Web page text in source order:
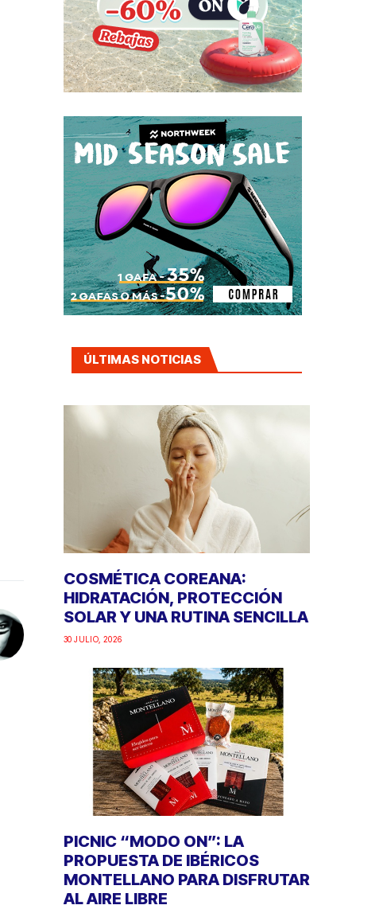
ÚLTIMAS NOTICIAS
COSMÉTICA COREANA:
HIDRATACIÓN, PROTECCIÓN
SOLAR Y UNA RUTINA SENCILLA
30 JULIO, 2026
PICNIC “MODO ON”: LA
PROPUESTA DE IBÉRICOS
MONTELLANO PARA DISFRUTAR
AL AIRE LIBRE